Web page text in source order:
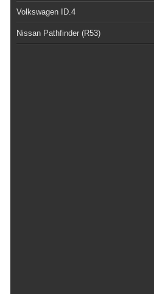
Volkswagen ID.4
Nissan Pathfinder (R53)